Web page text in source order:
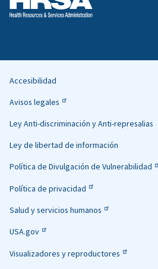
Helpful
Links
Accesibilidad
Avisos legales
Ley Anti-discriminación y Anti-represalias
Ley de libertad de información
Política de Divulgación de Vulnerabilidad
Política de privacidad
Salud y servicios humanos
USA.gov
Visualizadores y reproductores